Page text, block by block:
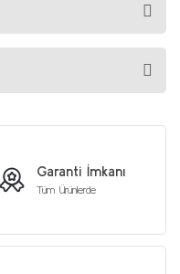
Garanti İmkanı
Tüm Ürünlerde